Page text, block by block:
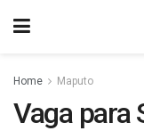
Home Maputo
Vaga para